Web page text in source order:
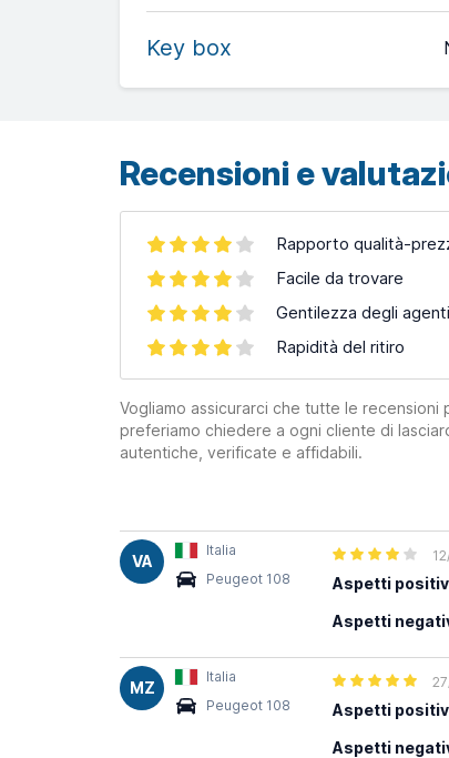
Key box
Recensioni e
Rapporto qualità-
Facile da trovare
Gentilezza degli agenti
Rapidità del ritiro
Vogliamo assicurarci che tutte le
preferiamo chiedere a ogni cliente di
autentiche, verificate e affidabili.
VA
Italia
Peugeot 108
Aspetti
Aspetti
MZ
Italia
Peugeot 108
Aspetti
Aspetti